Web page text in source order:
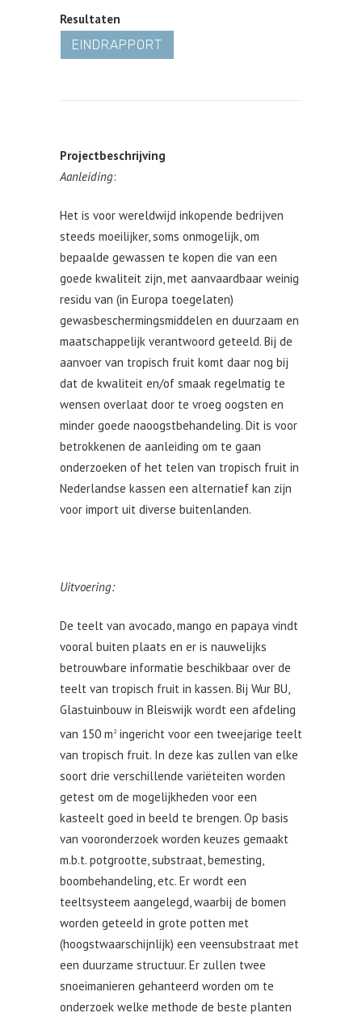
Resultaten
EINDRAPPORT
Projectbeschrijving
Aanleiding:
Het is voor wereldwijd inkopende bedrijven
steeds moeilijker, soms onmogelijk, om
bepaalde gewassen te kopen die van een
goede kwaliteit zijn, met aanvaardbaar weinig
residu van (in Europa toegelaten)
gewasbeschermingsmiddelen en duurzaam en
maatschappelijk verantwoord geteeld. Bij de
aanvoer van tropisch fruit komt daar nog bij
dat de kwaliteit en/of smaak regelmatig te
wensen overlaat door te vroeg oogsten en
minder goede naoogstbehandeling. Dit is voor
betrokkenen de aanleiding om te gaan
onderzoeken of het telen van tropisch fruit in
Nederlandse kassen een alternatief kan zijn
voor import uit diverse buitenlanden.
Uitvoering:
De teelt van avocado, mango en papaya vindt
vooral buiten plaats en er is nauwelijks
betrouwbare informatie beschikbaar over de
teelt van tropisch fruit in kassen. Bij Wur BU,
Glastuinbouw in Bleiswijk wordt een afdeling
van 150 m 2 ingericht voor een tweejarige teelt
van tropisch fruit. In deze kas zullen van elke
soort drie verschillende variëteiten worden
getest om de mogelijkheden voor een
kasteelt goed in beeld te brengen. Op basis
van vooronderzoek worden keuzes gemaakt
m.b.t. potgrootte, substraat, bemesting,
boombehandeling, etc. Er wordt een
teeltsysteem aangelegd, waarbij de bomen
worden geteeld in grote potten met
(hoogstwaarschijnlijk) een veensubstraat met
een duurzame structuur. Er zullen twee
snoeimanieren gehanteerd worden om te
onderzoek welke methode de beste planten